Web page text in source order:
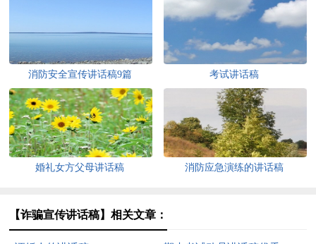
消防安全宣传讲话稿9篇 考试讲话稿
婚礼女方父母讲话稿 消防应急演练的讲话稿
【诈骗宣传讲话稿】相关文章：